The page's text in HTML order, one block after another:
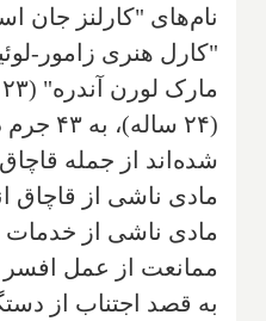
(۲۴
شده‌اند از جمله
مادی ناشی از
مادی ناشی از خدمات
ممانعت از عمل
به قصد اجتناب از